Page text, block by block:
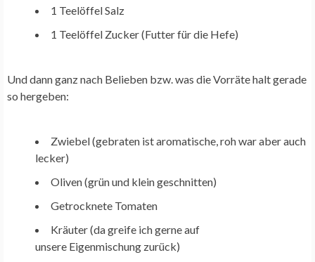
1 Teelöffel Salz
1 Teelöffel Zucker (Futter für die Hefe)
Und dann ganz nach Belieben bzw. was die Vorräte halt gerade
so hergeben:
Zwiebel (gebraten ist aromatische, roh war aber auch
lecker)
Oliven (grün und klein geschnitten)
Getrocknete Tomaten
Kräuter (da greife ich gerne auf
unsere Eigenmischung zurück)